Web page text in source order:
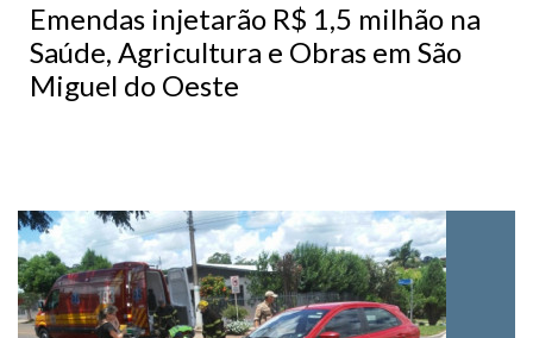
Emendas injetarão R$ 1,5 milhão na
Saúde, Agricultura e Obras em São
Miguel do Oeste